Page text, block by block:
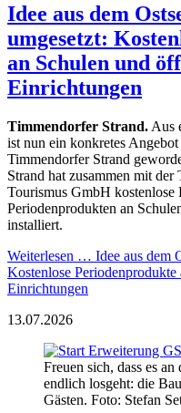
Idee aus dem
umgesetzt:
an Schulen und
Einrichtungen
Timmendorfer Strand. Aus
ist nun ein konkretes
Timmendorfer Strand
Strand hat zusammen mit
Tourismus GmbH kostenlose
Periodenprodukten an
installiert.
Weiterlesen … Idee aus dem
Kostenlose
Einrichtungen
13.07.2026
Freuen sich, dass es
endlich losgeht: die
Gästen. Foto: Stefan